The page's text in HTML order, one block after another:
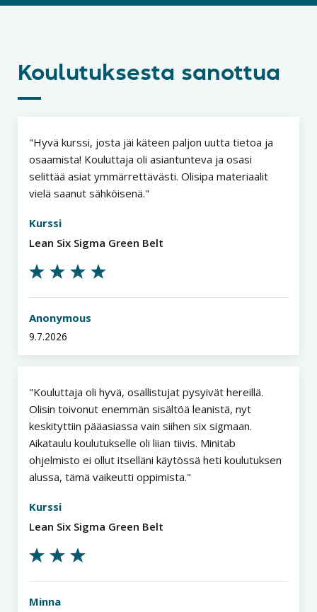
Koulutuksesta sanottua
Hyvä kurssi, josta jäi käteen paljon uutta tietoa ja
osaamista! Kouluttaja oli asiantunteva ja osasi
selittää asiat ymmärrettävästi. Olisipa materiaalit
vielä saanut sähköisenä.
Kurssi
Lean Six Sigma Green Belt
Anonymous
9.7.2026
Kouluttaja oli hyvä, osallistujat pysyivät hereillä.
Olisin toivonut enemmän sisältöä leanistä, nyt
keskityttiin pääasiassa vain siihen six sigmaan.
Aikataulu koulutukselle oli liian tiivis. Minitab
ohjelmisto ei ollut itselläni käytössä heti koulutuksen
alussa, tämä vaikeutti oppimista.
Kurssi
Lean Six Sigma Green Belt
Minna